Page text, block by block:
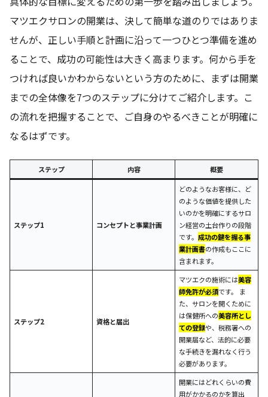
マツエクサロンの開業は、決して簡単な道のりではありま
せんが、正しい手順と計画に沿って一つひとつ準備を進め
ることで、成功の可能性は大きく高まります。何から手を
つければ良いかわからないという方のために、まずは開業
までの全体像を7つのステップに分けてご紹介します。こ
の流れを把握することで、ご自身のやるべきことが明確に
なるはずです。
ステップ 内容 概要
ステップ1 コンセプトと事業計画
どのようなお客様に、ど
のような価値を提供した
いのかを明確にするサロ
ン経営の土台作りの段階
です。 成功の鍵を握る事
業計画書の作成もここに
含まれます。
ステップ2 資格と届出
マツエクの施術には美容
師免許が必須です。 ま
た、サロンを開くために
は保健所への美容所とし
ての登録や、税務署への
開業届など、法的に必要
な手続きを漏れなく行う
必要があります。
開業にはどれくらいの費
用がかかるのかを算出